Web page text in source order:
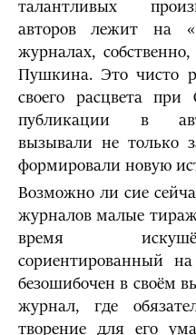
талантливых
авторов лежит на
журналах,
Пушкина. Это чисто
своего расцвета при
публикации в
вызывали не только
формировали новую
Возможно ли сие
журналов малые
время
сориентированный
безошибочен в своём
журнал, где
творение для его